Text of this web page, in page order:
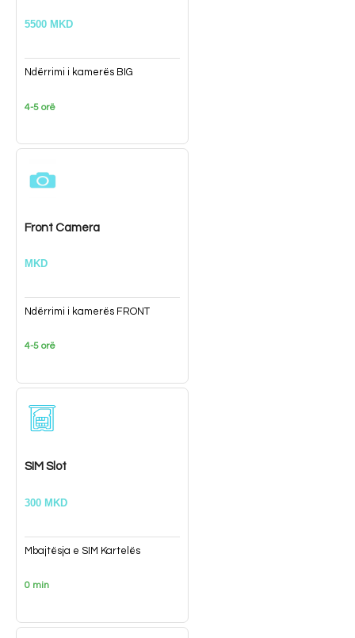
5500 MKD
Ndërrimi i kamerës BIG
4-5 orë
Front Camera
MKD
Ndërrimi i kamerës FRONT
4-5 orë
SIM Slot
300 MKD
Mbajtësja e SIM Kartelës
0 min